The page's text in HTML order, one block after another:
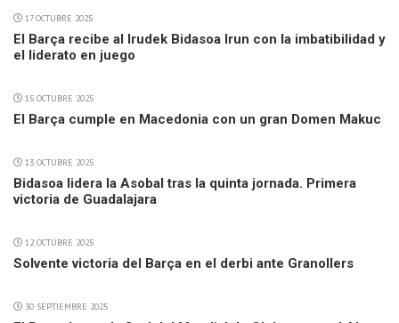
17 OCTUBRE 2025
El Barça recibe al Irudek Bidasoa Irun con la imbatibilidad y
el liderato en juego
15 OCTUBRE 2025
El Barça cumple en Macedonia con un gran Domen Makuc
13 OCTUBRE 2025
Bidasoa lidera la Asobal tras la quinta jornada. Primera
victoria de Guadalajara
12 OCTUBRE 2025
Solvente victoria del Barça en el derbi ante Granollers
30 SEPTIEMBRE 2025